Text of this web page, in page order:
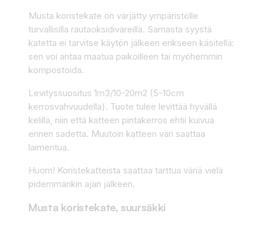
Musta koristekate on värjätty ympäristölle
turvallisilla rautaoksidiväreillä. Samasta syystä
katetta ei tarvitse käytön jälkeen erikseen käsitellä:
sen voi antaa maatua paikoilleen tai myöhemmin
kompostoida.
Levityssuositus 1m3/10-20m2 (5-10cm
kerrosvahvuudella). Tuote tulee levittää hyvällä
kelillä, niin että katteen pintakerros ehtii kuivua
ennen sadetta. Muutoin katteen väri saattaa
laimentua.
Huom! Koristekatteista saattaa tarttua väriä vielä
pidemmänkin ajan jälkeen.
Musta koristekate, suursäkki